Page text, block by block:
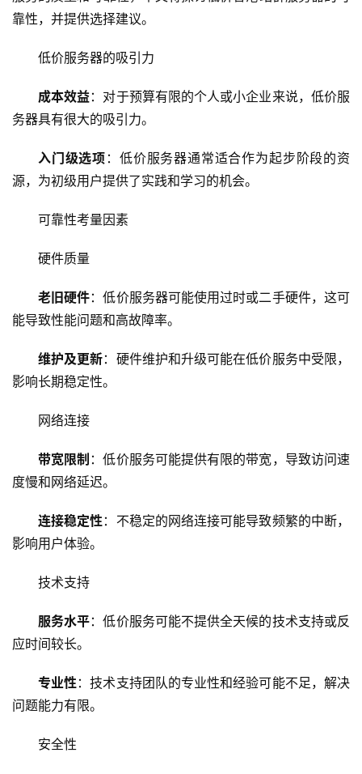
云
服
靠性，并提供选择建议。
低价服务器的吸引力
成本效益：对于预算有限的个人或小企业来说，低价服
务器具有很大的吸引力。
入门级选项 ：低价服务器通常适合作为起步阶段的资
源，为初级用户提供了实践和学习的机会。
可靠性考量因素
硬件质量
老旧硬件：低价服务器可能使用过时或二手硬件，这可
能导致性能问题和高故障率。
维护及更新：硬件维护和升级可能在低价服务中受限，
影响长期稳定性。
网络连接
带宽限制 ：低价服务可能提供有限的带宽，导致访问速
度慢和网络延迟。
连接稳定性：不稳定的网络连接可能导致频繁的中断，
影响用户体验。
技术支持
服务水平：低价服务可能不提供全天候的技术支持或反
应时间较长。
专业性：技术支持团队的专业性和经验可能不足，解决
问题能力有限。
安全性